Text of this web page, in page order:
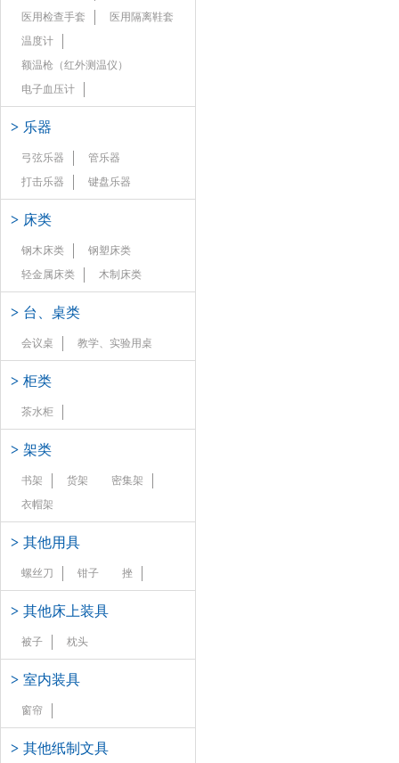
医用检查手套
医用隔离鞋套
温度计
额温枪（红外测温仪）
电子血压计
> 乐器
弓弦乐器
管乐器
打击乐器
键盘乐器
> 床类
钢木床类
钢塑床类
轻金属床类
木制床类
> 台、桌类
会议桌 教学、实验用桌
> 柜类
茶水柜
> 架类
书架 货架
密集架
衣帽架
> 其他用具
螺丝刀 钳子 挫
> 其他床上装具
被子 枕头
> 室内装具
窗帘
> 其他纸制文具